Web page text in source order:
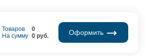
Товаров
0
На сумму 0руб. Оформить